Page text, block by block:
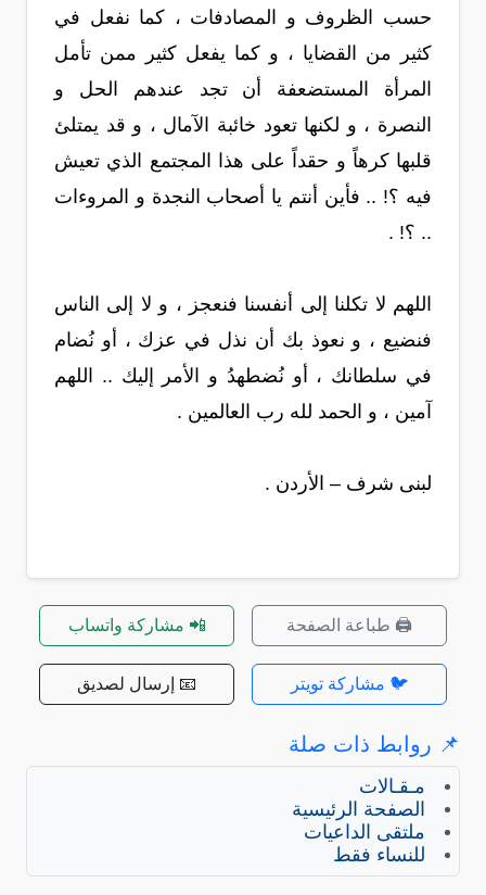
حسب الظروف و المصادفات ، كما نفعل في
كثير من القضايا ، و كما يفعل كثير ممن تأمل
المرأة المستضعفة أن تجد عندهم الحل و
النصرة ، و لكنها تعود خائبة الآمال ، و قد يمتلئ
قلبها كرهاً و حقداً على هذا المجتمع الذي تعيش
فيه ؟! .. فأين أنتم يا أصحاب النجدة و المروءات
.. ؟! .
اللهم لا تكلنا إلى أنفسنا فنعجز ، و لا إلى الناس
فنضيع ، و نعوذ بك أن نذل في عزك ، أو نُضام
في سلطانك ، أو نُضطهدُ و الأمر إليك .. اللهم
آمين ، و الحمد لله رب العالمين .
لبنى شرف – الأردن .
🖨️ طباعة الصفحة 📲 مشاركة واتساب
🐦 مشاركة تويتر 📧 إرسال لصديق
📌 روابط ذات صلة
مـقـالات
الصفحة الرئيسية
ملتقى الداعيات
للنساء فقط